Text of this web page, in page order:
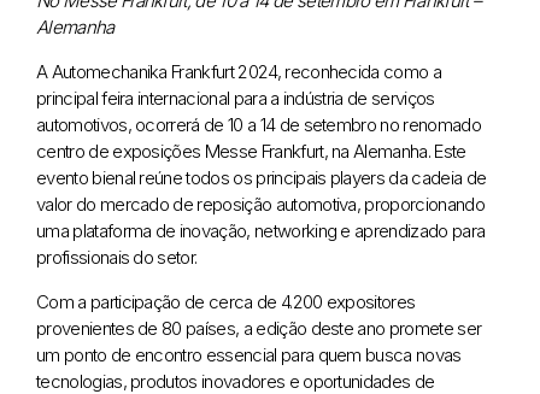
Alemanha
A Automechanika Frankfurt 2024, reconhecida como a
principal feira internacional para a indústria de serviços
automotivos, ocorrerá de 10 a 14 de setembro no renomado
centro de exposições Messe Frankfurt, na Alemanha. Este
evento bienal reúne todos os principais players da cadeia de
valor do mercado de reposição automotiva, proporcionando
uma plataforma de inovação, networking e aprendizado para
profissionais do setor.
Com a participação de cerca de 4.200 expositores
provenientes de 80 países, a edição deste ano promete ser
um ponto de encontro essencial para quem busca novas
tecnologias, produtos inovadores e oportunidades de